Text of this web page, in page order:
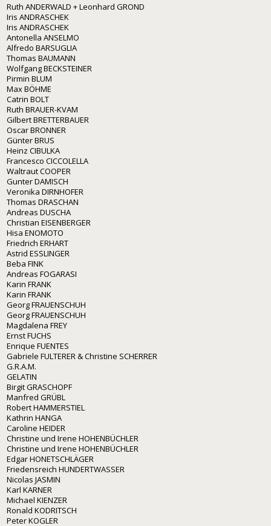
Ruth ANDERWALD + Leonhard GROND
Iris ANDRASCHEK
Iris ANDRASCHEK
Antonella ANSELMO
Alfredo BARSUGLIA
Thomas BAUMANN
Wolfgang BECKSTEINER
Pirmin BLUM
Max BÖHME
Catrin BOLT
Ruth BRAUER-KVAM
Gilbert BRETTERBAUER
Oscar BRONNER
Günter BRUS
Heinz CIBULKA
Francesco CICCOLELLA
Waltraut COOPER
Gunter DAMISCH
Veronika DIRNHOFER
Thomas DRASCHAN
Andreas DUSCHA
Christian EISENBERGER
Hisa ENOMOTO
Friedrich ERHART
Astrid ESSLINGER
Beba FINK
Andreas FOGARASI
Karin FRANK
Karin FRANK
Georg FRAUENSCHUH
Georg FRAUENSCHUH
Magdalena FREY
Ernst FUCHS
Enrique FUENTES
Gabriele FULTERER & Christine SCHERRER
G.R.A.M.
GELATIN
Birgit GRASCHOPF
Manfred GRÜBL
Robert HAMMERSTIEL
Kathrin HANGA
Caroline HEIDER
Christine und Irene HOHENBÜCHLER
Christine und Irene HOHENBÜCHLER
Edgar HONETSCHLÄGER
Friedensreich HUNDERTWASSER
Nicolas JASMIN
Karl KARNER
Michael KIENZER
Ronald KODRITSCH
Peter KOGLER